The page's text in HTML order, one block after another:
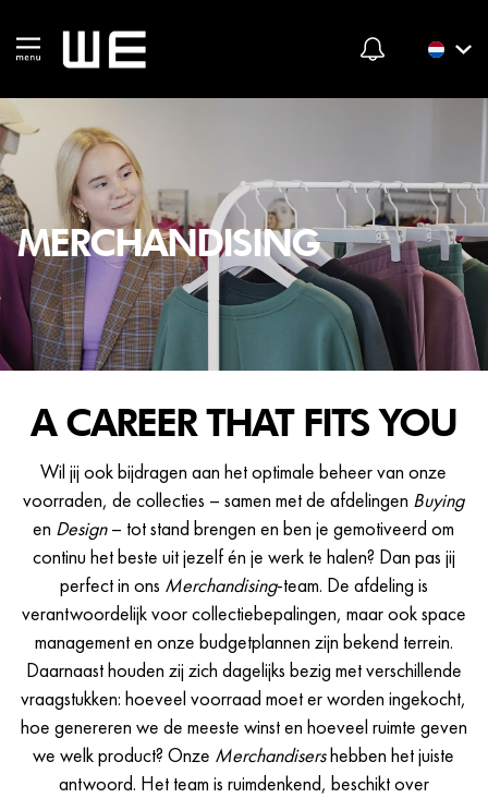
MERCHANDISING
A CAREER THAT FITS YOU
Wil jij ook bijdragen aan het optimale beheer van onze
voorraden, de collecties – samen met de afdelingen Buying
en Design– tot stand brengen en ben je gemotiveerd om
continu het beste uit jezelf én je werk te halen? Dan pas jij
perfect in ons Merchandising-team. De afdeling is
verantwoordelijk voor collectiebepalingen, maar ook space
management en onze budgetplannen zijn bekend terrein.
Daarnaast houden zij zich dagelijks bezig met verschillende
vraagstukken: hoeveel voorraad moet er worden ingekocht,
hoe genereren we de meeste winst en hoeveel ruimte geven
we welk product? Onze Merchandisershebben het juiste
antwoord. Het team is ruimdenkend, beschikt over